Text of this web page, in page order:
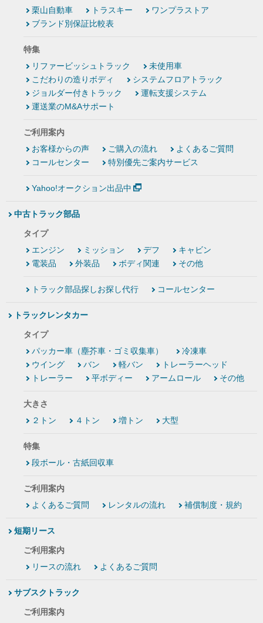
栗山自動車
トラスキー
ワンプラストア
ブランド別保証比較表
特集
リファービッシュトラック
未使用車
こだわりの造りボディ
システムフロアトラック
ジョルダー付きトラック
運転支援システム
運送業のM&Aサポート
ご利用案内
お客様からの声
ご購入の流れ
よくあるご質問
コールセンター
特別優先ご案内サービス
Yahoo!オークション出品中
中古トラック部品
タイプ
エンジン
ミッション デフ
キャビン
電装品
外装品 ボディ関連 その他
トラック部品探しお探し代行 コールセンター
トラックレンタカー
タイプ
パッカー車（塵芥車・ゴミ収集車）
冷凍車
ウイング
バン 軽バン
トレーラーヘッド
トレーラー
平ボディー アームロール その他
大きさ
２トン
４トン 増トン 大型
特集
段ボール・古紙回収車
ご利用案内
よくあるご質問
レンタルの流れ 補償制度・規約
短期リース
ご利用案内
リースの流れ
よくあるご質問
サブスクトラック
ご利用案内